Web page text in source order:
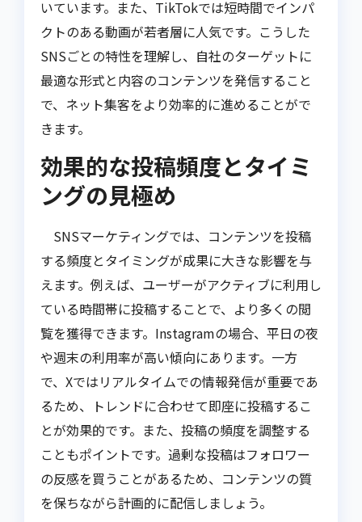
いています。また、TikTokでは短時間でインパ
クトのある動画が若者層に人気です。こうした
SNSごとの特性を理解し、自社のターゲットに
最適な形式と内容のコンテンツを発信すること
で、ネット集客をより効率的に進めることがで
きます。
効果的な投稿頻度とタイミ
ングの見極め
SNSマーケティングでは、コンテンツを投稿
する頻度とタイミングが成果に大きな影響を与
えます。例えば、ユーザーがアクティブに利用し
ている時間帯に投稿することで、より多くの閲
覧を獲得できます。Instagramの場合、平日の夜
や週末の利用率が高い傾向にあります。一方
で、Xではリアルタイムでの情報発信が重要であ
るため、トレンドに合わせて即座に投稿するこ
とが効果的です。また、投稿の頻度を調整する
こともポイントです。過剰な投稿はフォロワー
の反感を買うことがあるため、コンテンツの質
を保ちながら計画的に配信しましょう。